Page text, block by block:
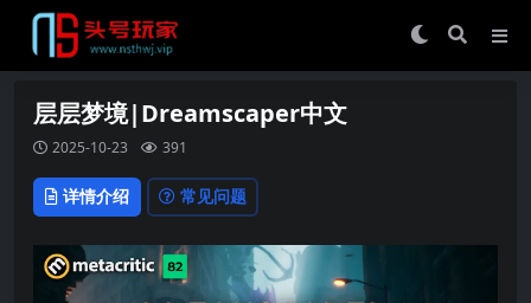
层层梦境|Dreamscaper中文
2025-10-23 391
详情介绍 常见问题